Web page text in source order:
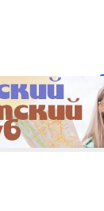
Регистрация